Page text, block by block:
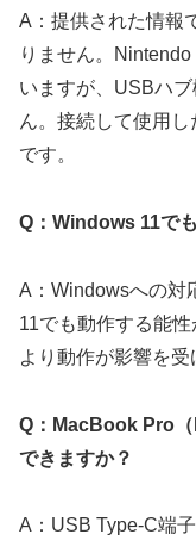
A：提供された情報
りません。
いますが、USBハ
ん。接続して使用
です。
Q：Windows 11で
A：Windowsへの対
11でも動作する能
より動作が影響を受
Q：MacBook Pro（
できますか？
A：USB Type-C端